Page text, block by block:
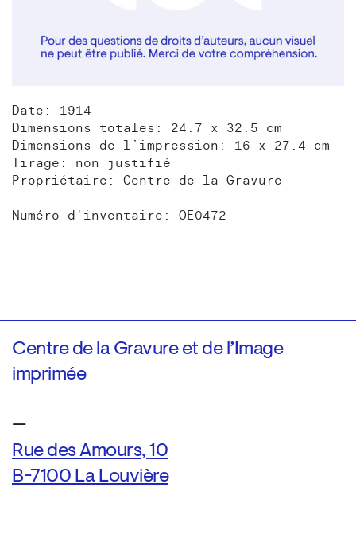
Date: 1914
Dimensions totales: 24.7 x 32.5 cm
Dimensions de l’impression: 16 x 27.4 cm
Tirage: non justifié
Propriétaire: Centre de la Gravure
Numéro d'inventaire: OE0472
Centre de la Gravure et de l’Image
imprimée
—
Rue des Amours, 10
B-7100 La Louvière